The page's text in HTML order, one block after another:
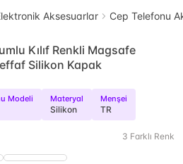
Aksesuarlar Cep Telefonu
Kılıf Renkli Magsafe
Silikon Kapak
Modeli Materyal
Silikon
Menşei
TR
3 Farklı Renk